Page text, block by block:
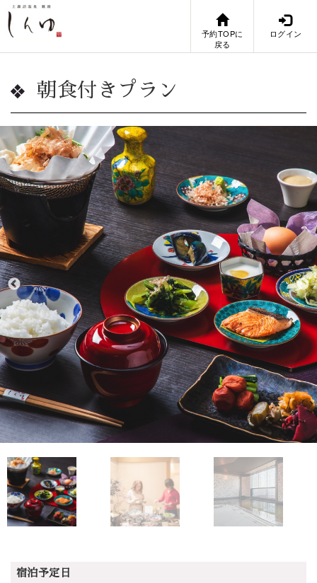
予約TOPに
戻る
ログイン
朝食付きプラン
宿泊予定日